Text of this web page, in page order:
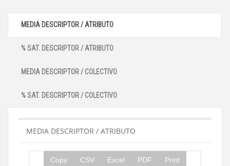
MEDIA DESCRIPTOR / ATRIBUTO
% SAT. DESCRIPTOR / ATRIBUTO
MEDIA DESCRIPTOR / COLECTIVO
% SAT. DESCRIPTOR / COLECTIVO
MEDIA DESCRIPTOR / ATRIBUTO
Copy CSV Excel PDF Print